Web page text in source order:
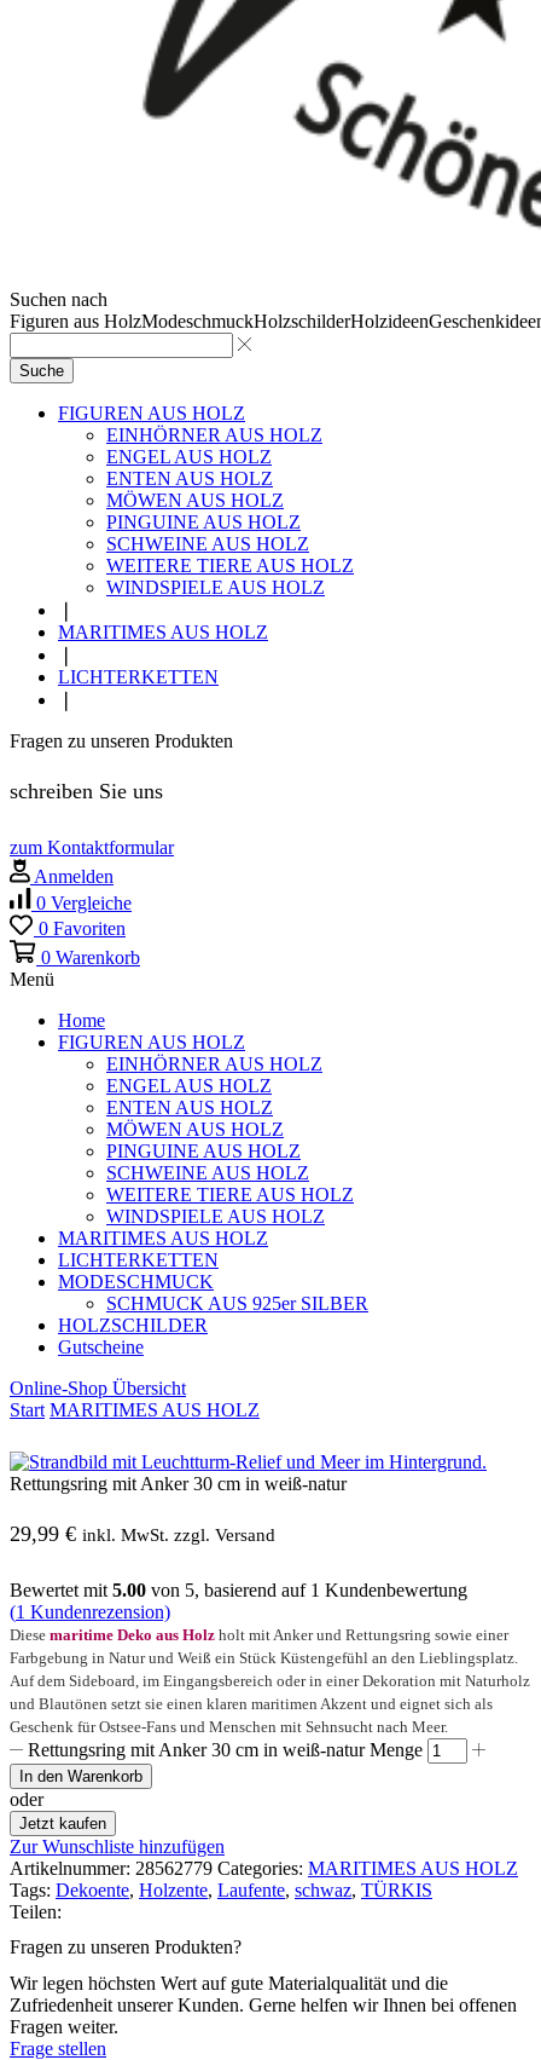
Suchen nach
Figuren aus HolzModeschmuckHolzschilderHolzideen
Suche
FIGUREN AUS HOLZ
EINHÖRNER AUS HOLZ
ENGEL AUS HOLZ
ENTEN AUS HOLZ
MÖWEN AUS HOLZ
PINGUINE AUS HOLZ
SCHWEINE AUS HOLZ
WEITERE TIERE AUS HOLZ
WINDSPIELE AUS HOLZ
MARITIMES AUS HOLZ
LICHTERKETTEN
Fragen zu unseren Produkten
schreiben Sie uns
zum Kontaktformular
Anmelden
0 Vergleiche
0 Favoriten
0 Warenkorb
Menü
Home
FIGUREN AUS HOLZ
EINHÖRNER AUS HOLZ
ENGEL AUS HOLZ
ENTEN AUS HOLZ
MÖWEN AUS HOLZ
PINGUINE AUS HOLZ
SCHWEINE AUS HOLZ
WEITERE TIERE AUS HOLZ
WINDSPIELE AUS HOLZ
MARITIMES AUS HOLZ
LICHTERKETTEN
MODESCHMUCK
SCHMUCK AUS 925er SILBER
HOLZSCHILDER
Gutscheine
Online-Shop Übersicht
Start MARITIMES AUS HOLZ
Rettungsring mit Anker 30 cm in weiß-natur
29,99 € inkl. MwSt. zzgl. Versand
Bewertet mit 5.00 von 5, basierend auf 1 Kundenbewertung
(1 Kundenrezension)
Diese maritime Deko aus Holz holt mit Anker und Rettungsring sowie einer
Farbgebung in Natur und Weiß ein Stück Küstengefühl an den Lieblingsplatz.
Auf dem Sideboard, im Eingangsbereich oder in einer Dekoration mit Naturholz
und Blautönen setzt sie einen klaren maritimen Akzent und eignet sich als
Geschenk für Ostsee-Fans und Menschen mit Sehnsucht nach Meer.
Rettungsring mit Anker 30 cm in weiß-natur Menge
In den Warenkorb
oder
Jetzt kaufen
Zur Wunschliste hinzufügen
Artikelnummer: 28562779 Categories: MARITIMES AUS HOLZ
Tags: Dekoente, Holzente, Laufente, schwaz, TÜRKIS
Teilen:
Fragen zu unseren Produkten?
Wir legen höchsten Wert auf gute Materialqualität und die
Zufriedenheit unserer Kunden. Gerne helfen wir Ihnen bei offenen
Fragen weiter.
Frage stellen